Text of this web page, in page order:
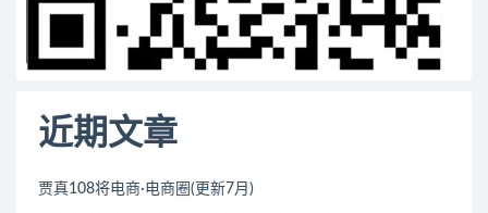
近期文章
贾真108将电商·电商圈(更新7月)